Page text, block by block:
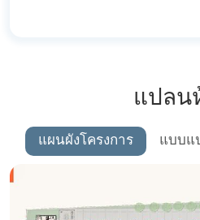
แปลน
แผนผังโครงการ แบบแ